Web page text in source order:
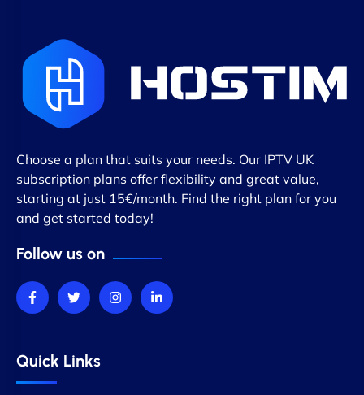
Choose a plan that suits your needs. Our IPTV UK
subscription plans offer flexibility and great value,
starting at just 15€/month. Find the right plan for you
and get started today!
Follow us on
Quick Links